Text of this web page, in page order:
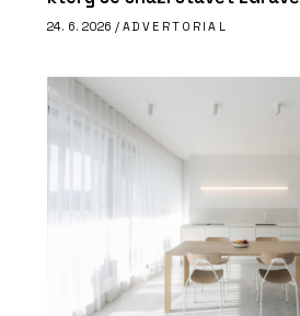
24. 6. 2026 / ADVERTORIAL